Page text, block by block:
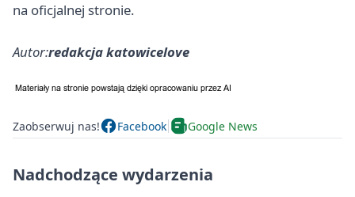
na oficjalnej stronie.
Autor:redakcja katowicelove
Zaobserwuj nas! Facebook Google News
Nadchodzące wydarzenia